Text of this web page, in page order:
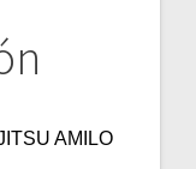
AMILO